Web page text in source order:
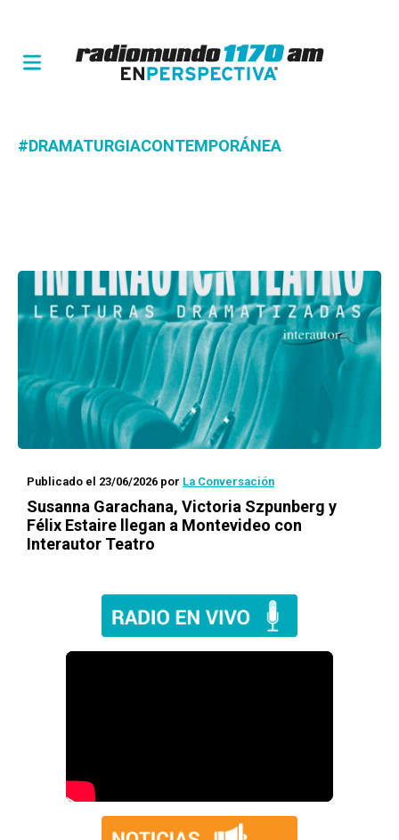
#DRAMATURGIACONTEMPORÁNEA
Publicado el 23/06/2026 por La Conversación
Susanna Garachana, Victoria Szpunberg y
Félix Estaire llegan a Montevideo con
Interautor Teatro